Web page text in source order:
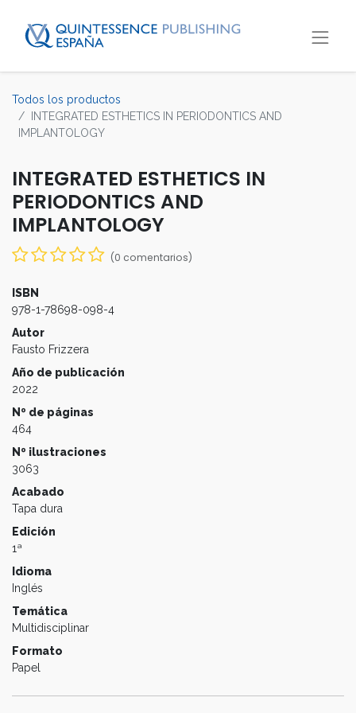
Todos los productos
INTEGRATED ESTHETICS IN PERIODONTICS AND
IMPLANTOLOGY
INTEGRATED ESTHETICS IN
PERIODONTICS AND
IMPLANTOLOGY
(0 comentarios)
ISBN
978-1-78698-098-4
Autor
Fausto Frizzera
Año de publicación
2022
Nº de páginas
464
Nº ilustraciones
3063
Acabado
Tapa dura
Edición
1ª
Idioma
Inglés
Temática
Multidisciplinar
Formato
Papel